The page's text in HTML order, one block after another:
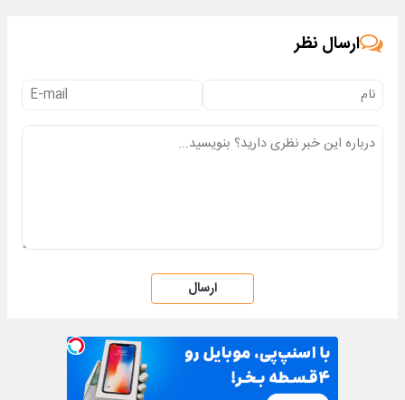
ارسال نظر
ارسال